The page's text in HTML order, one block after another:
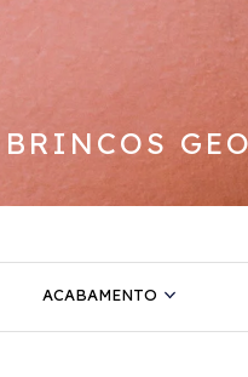
BRINCOS
ACABAMENTO